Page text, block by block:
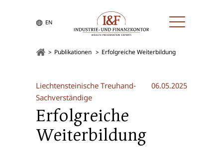
EN
Publikationen Erfolgreiche Weiterbildung
Liechtensteinische Treuhand-
Sachverständige
06.05.2025
Erfolgreiche
Weiterbildung